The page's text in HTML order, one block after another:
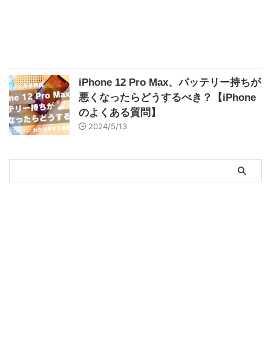
iPhone 12 Pro Max、バッテリー持ちが
悪くなったらどうするべき？【iPhone
のよくある質問】
2024/5/13